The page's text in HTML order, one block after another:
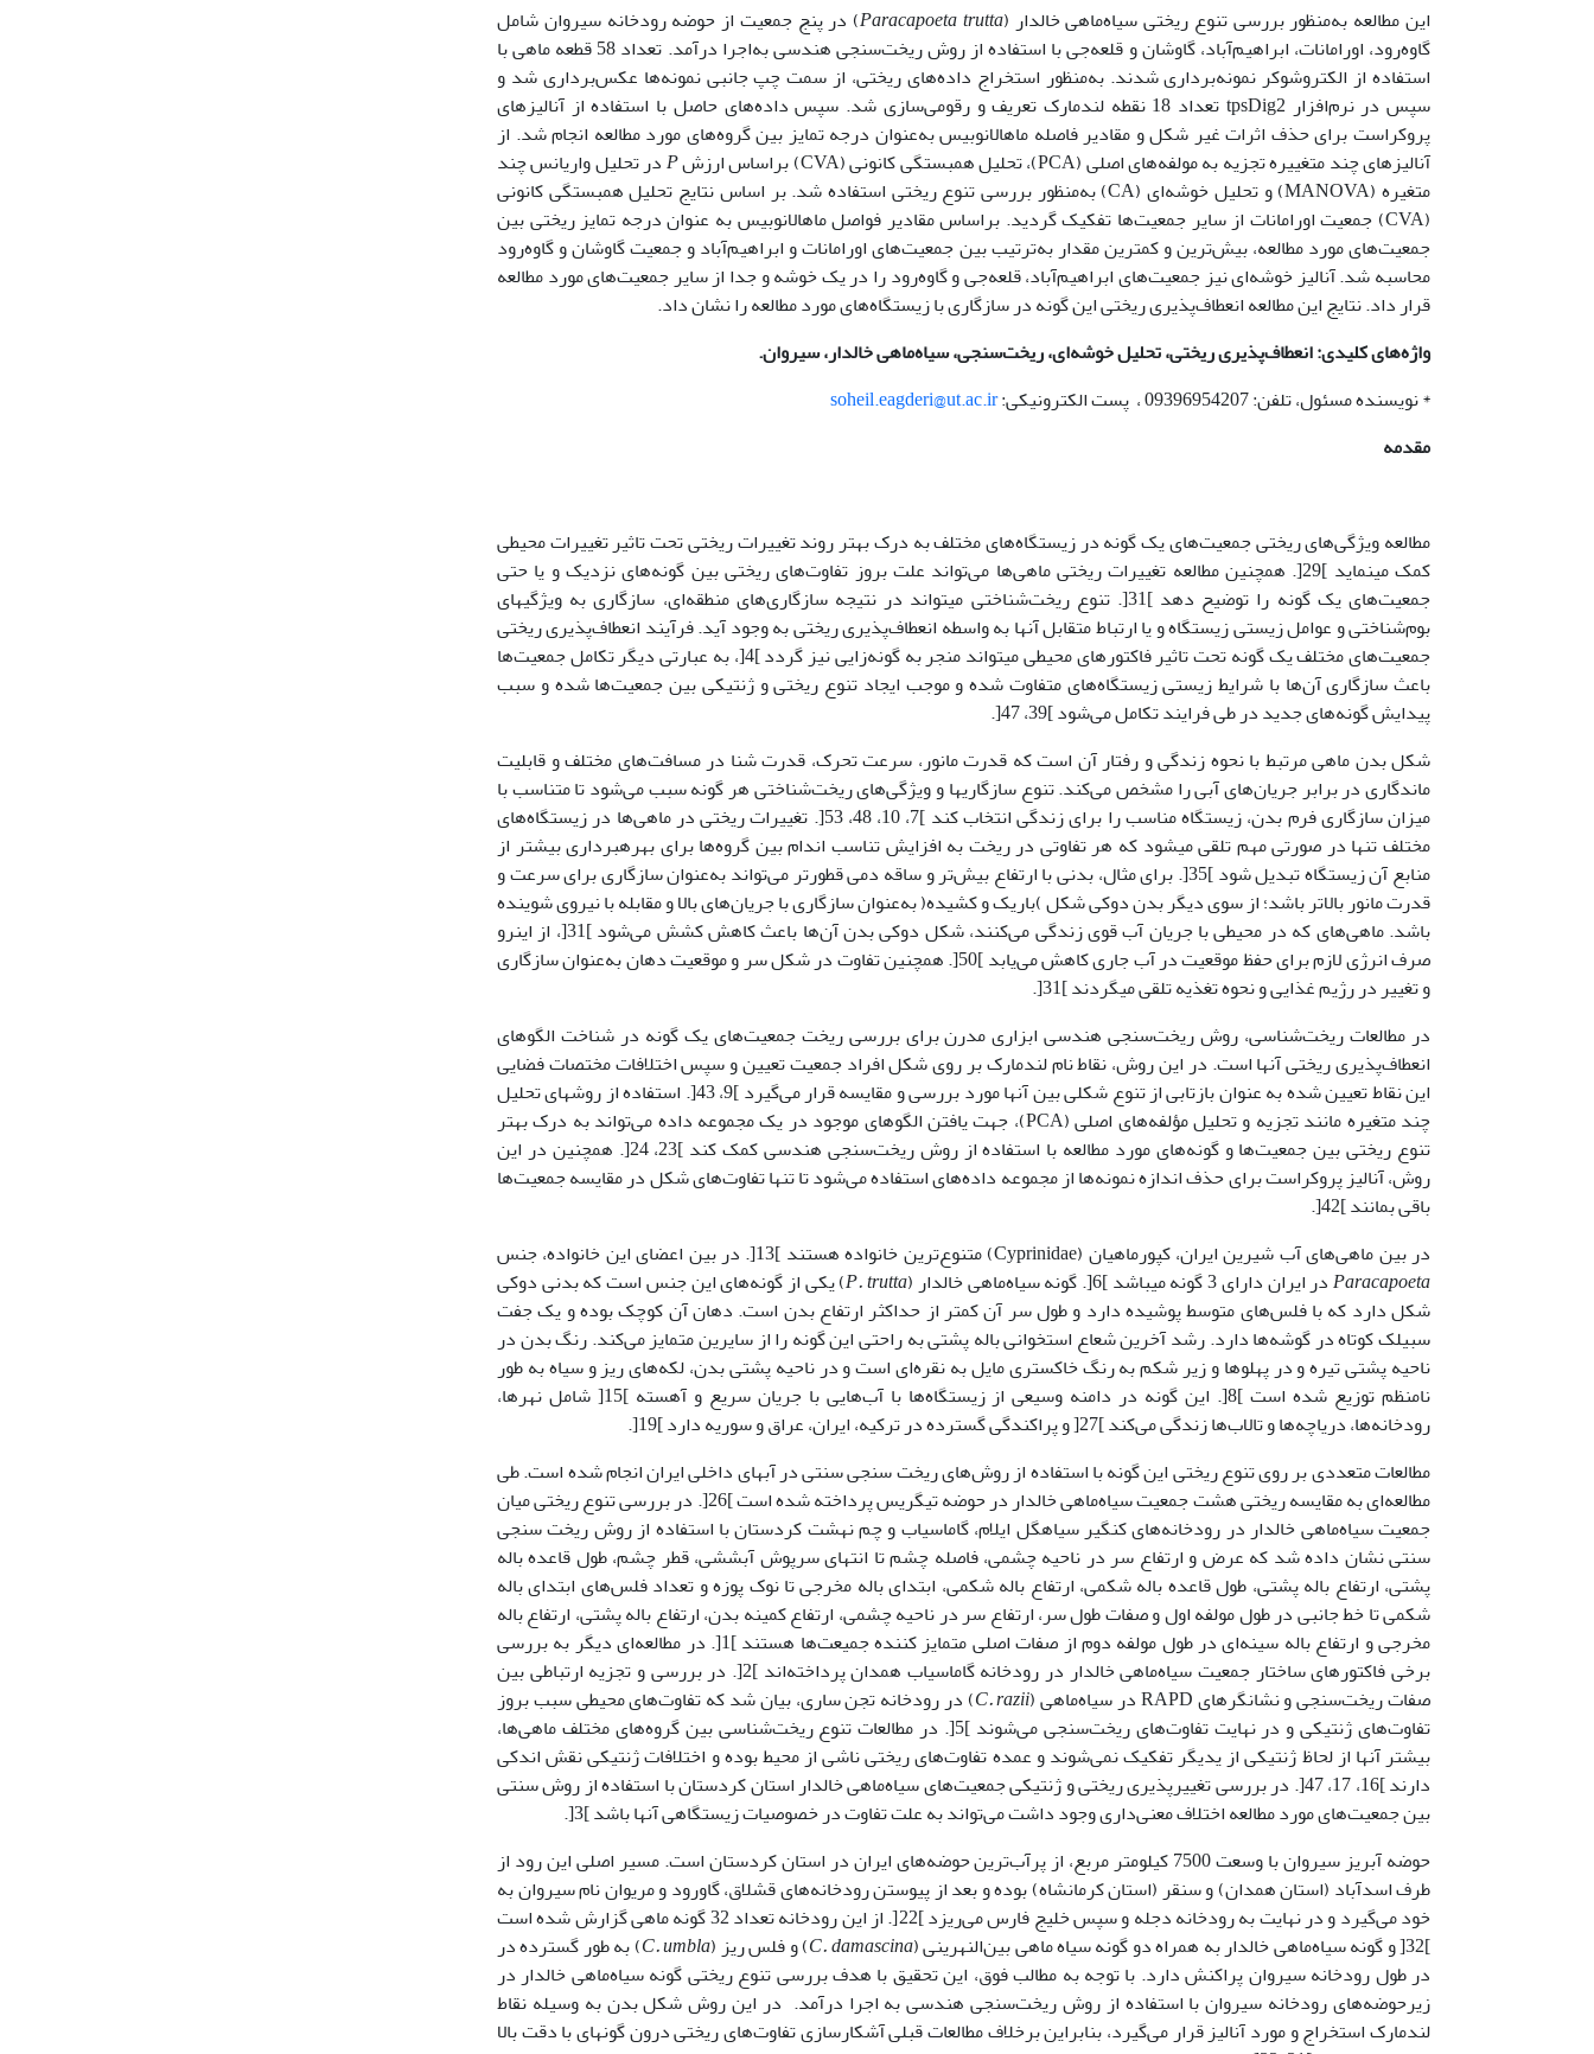
این مطالعه به‌منظور بررسی تنوع ریختی سیاه‌ماهی خالدار (
Paracapoetatrutta
) در پنج جمعیت از حوضه رودخانه سیروان شامل
گاوه‌رود، اورامانات، ابراهیم‌آباد، گاوشان و قلعه‌جی با استفاده از روش ریخت‌سنجی هندسی به‌اجرا درآمد. تعداد 58 قطعه ماهی با
استفاده از الکتروشوکر نمونه‌برداری شدند. به‌منظور استخراج داده‌های ریختی، از سمت چپ جانبی نمونه‌ها عکس‌برداری شد و
سپس در نرم‌افزار tpsDig2 تعداد 18 نقطه لندمارک تعریف و رقومی‌سازی شد. سپس داده‌های حاصل با استفاده از آنالیزهای
پروکراست برای حذف اثرات غیر شکل و مقادیر فاصله ماهالانوبیس به‌عنوان درجه تمایز بین گروه‌های مورد مطالعه انجام شد. از
آنالیزهای چند متغییره تجزیه به مولفه‌های اصلی (PCA)، تحلیل همبستگی کانونی (CVA) براساس ارزش
Pدر تحلیل واریانس چند
متغیره (MANOVA) و تحلیل خوشه‌ای (CA) به‌منظور بررسی تنوع ریختی استفاده شد. بر اساس نتایج تحلیل همبستگی کانونی
(CVA) جمعیت اورامانات از سایر جمعیت‌ها تفکیک گردید. براساس مقادیر فواصل ماهالانوبیس به عنوان درجه تمایز ریختی بین
جمعیت‌های مورد مطالعه، بیش‌ترین و کمترین مقدار به‌ترتیب بین جمعیت‌های اورامانات و ابراهیم‌آباد و جمعیت گاوشان و گاوه‌رود
محاسبه شد. آنالیز خوشه‌ای نیز جمعیت‌های ابراهیم‌آباد، قلعه‌جی و گاوه‌رود را در یک خوشه و جدا از سایر جمعیت‌های مورد مطالعه
قرار داد. نتایج این مطالعه انعطاف‌پذیری ریختی این گونه در سازگاری با زیستگاه‌های مورد مطالعه را نشان داد.
واژه‌های کلیدی:انعطاف‌پذیری ریختی،تحلیلخوشه‌ای،ریخت‌سنجی،سیاه‌ماهیخالدار، سیروان.
* نویسنده مسئول، تلفن: 09396954207 ، پست الکترونیکی:
soheil.eagderi@ut.ac.ir
مقدمه
مطالعه ویژگی‌های ریختی جمعیت‌های یک گونه در زیستگاه‌های مختلف به درک بهتر روند تغییرات ریختی تحت تاثیر تغییرات محیطی
کمک می­نماید ]29[. همچنین مطالعه تغییرات ریختی ماهی‌ها می‌تواند علت بروز تفاوت‌های ریختی بین گونه‌های نزدیک و یا حتی
جمعیت‌های یک گونه را توضیح دهد ]31[. تنوع ریخت‌شناختی می­تواند در نتیجه سازگاری‌های منطقه‌ای، سازگاری به ویژگی­های
بوم‌شناختی و عوامل زیستی زیستگاه و یا ارتباط متقابل آن­ها به واسطه انعطاف‌پذیری ریختی به وجود آید. فرآیند انعطاف‌پذیری ریختی
جمعیت‌های مختلف یک گونه تحت تاثیر فاکتورهای محیطی می­تواند منجر به گونه‌زایی نیز گردد ]4[، به عبارتی دیگر تکامل جمعیت‌ها
باعث سازگاری آن‌ها با شرایط زیستی زیستگاه‌های متفاوت شده و موجب ایجاد تنوع ریختی و ژنتیکی بین جمعیت‌ها شده و سبب
پیدایش گونه‌های جدید در طی فرایند تکامل می­‌شود ]39، 47[.
شکل بدن ماهی مرتبط با نحوه زندگی و رفتار آن است که قدرت مانور، سرعت تحرک، قدرت شنا در مسافت‌های مختلف و قابلیت
ماندگاری در برابر جریان‌های آبی را مشخص می‌کند. تنوع سازگاری­ها و ویژگی‌های ریخت‌شناختی هر گونه سبب می‌شود تا متناسب با
میزان سازگاری فرم بدن، زیستگاه مناسب را برای زندگی انتخاب کند ]7، 10، 48، 53[. تغییرات ریختی در ماهی‌ها در زیستگاه‌های
مختلف تنها در صورتی مهم تلقی می­شود که هر تفاوتی در ریخت به افزایش تناسب اندام بین گروه‌ها برای بهره­برداری بیشتر از
منابع آن زیستگاه تبدیل شود ]35[. برای مثال، بدنی با ارتفاع بیش‌تر و ساقه دمی قطورتر می‌تواند به‌عنوان سازگاری برای سرعت و
قدرت مانور بالاتر باشد؛ از سوی دیگر بدن دوکی شکل )باریک و کشیده( به‌عنوان سازگاری با جریان‌های بالا و مقابله با نیروی شوینده
باشد. ماهی‌های که در محیطی با جریان آب قوی زندگی می‌کنند، شکل دوکی بدن آن‌ها باعث کاهش کشش می‌شود ]31[، از این­رو
صرف انرژی لازم برای حفظ موقعیت در آب جاری کاهش می‌یابد ]50[. همچنین تفاوت در شکل سر و موقعیت دهان به‌عنوان سازگاری
و تغییر در رژیم غذایی و نحوه تغذیه تلقی می­گردند ]31[.
در مطالعات ریخت‌شناسی، روش ریخت‌سنجی هندسی ابزاری مدرن برای بررسی ریخت جمعیت‌های یک گونه در شناخت الگوهای
انعطاف‌پذیری ریختی آن­ها است. در این روش، نقاط نام لندمارک بر روی شکل افراد جمعیت تعیین و سپس اختلافات مختصات فضایی
این نقاط تعیین شده به عنوان بازتابی از تنوع شکلی بین آن­ها مورد بررسی و مقایسه قرار می‌گیرد ]9، 43[. استفاده از روش­های تحلیل
چند متغیره مانند تجزیه و تحلیل مؤلفه‌های اصلی (PCA)، جهت یافتن الگوهای موجود در یک مجموعه داده می‌تواند به درک بهتر
تنوع ریختی بین جمعیت‌ها و گونه‌های مورد مطالعه با استفاده از روش ریخت‌سنجی هندسی کمک کند ]23، 24[. همچنین در این
روش، آنالیز پروکراست برای حذف اندازه نمونه‌ها از مجموعه داده‌های استفاده می‌شود تا تنها تفاوت‌های شکل در مقایسه جمعیت‌ها
باقی بمانند ]42[.
در بین ماهی‌های آب شیرین ایران، کپورماهیان (Cyprinidae) متنوع‌ترین خانواده هستند ]13[. در بین اعضای این خانواده، جنس
Paracapoetaدر ایران دارای 3 گونه می­باشد ]6[. گونه سیاه‌ماهی خالدار ( P. trutta) یکی از گونه‌های این جنس است که بدنی دوکی
شکل دارد که با فلس‌های متوسط ​​پوشیده دارد و طول سر آن کمتر از حداکثر ارتفاع بدن است. دهان آن کوچک بوده و یک جفت
سبیلک کوتاه در گوشه‌ها دارد. رشد آخرین شعاع استخوانی باله پشتی به راحتی این گونه را از سایرین متمایز می‌کند. رنگ بدن در
ناحیه پشتی تیره و در پهلوها و زیر شکم به رنگ خاکستری مایل به نقره‌ای است و در ناحیه پشتی بدن، لکه‌های ریز و سیاه به طور
نامنظم توزیع شده است ]8[. این گونه در دامنه وسیعی از زیستگاه‌ها با آب‌هایی با جریان سریع و آهسته ]15[ شامل نهرها،
رودخانه‌ها، دریاچه‌ها و تالاب‌ها زندگی می‌کند ]27[ و پراکندگی گسترده در ترکیه، ایران، عراق و سوریه دارد ]19[.
مطالعات متعددی بر روی تنوع ریختی این گونه با استفاده از روش‌های ریخت سنجی سنتی در آب­های داخلی ایران انجام شده است. طی
مطالعه‌ای به مقایسه ریختی هشت جمعیت سیاه‌ماهی خالدار در حوضه تیگریس پرداخته شده است ]26[. در بررسی تنوع ریختی میان
جمعیت سیاه‌ماهی خالدار در رودخانه‌های کنگیر سیاهگل ایلام، گاماسیاب و چم نهشت کردستان با استفاده از روش ریخت سنجی
سنتی نشان داده شد که عرض و ارتفاع سر در ناحیه چشمی، فاصله چشم تا انتهای سرپوش آبششی، قطر چشم، طول قاعده باله
پشتی، ارتفاع باله پشتی، طول قاعده باله شکمی، ارتفاع باله شکمی، ابتدای باله مخرجی تا نوک پوزه و تعداد فلس‌های ابتدای باله
شکمی تا خط جانبی در طول مولفه اول و صفات طول سر، ارتفاع سر در ناحیه چشمی، ارتفاع کمینه بدن، ارتفاع باله پشتی، ارتفاع باله
مخرجی و ارتفاع باله سینه‌ای در طول مولفه دوم از صفات اصلی متمایز کننده جمیعت‌ها هستند ]1[. در مطالعه‌ای دیگر به بررسی
برخی فاکتورهای ساختار جمعیت سیاه‌ماهی خالدار در رودخانه گاماسیاب همدان پرداخته‌اند ]2[. در بررسی و تجزیه ارتباطی بین
صفات ریخت‌سنجی و نشانگرهای RAPD در سیاه‌ماهی (
C. razii) در رودخانه تجن ساری، بیان شد که تفاوت‌های محیطی سبب بروز
تفاوت‌های ژنتیکی و در نهایت تفاوت‌های ریخت‌سنجی می‌شوند ]5[. در مطالعات تنوع ریخت‌شناسی بین گروه‌های مختلف ماهی‌ها،
بیشتر آنها از لحاظ ژنتیکی از یدیگر تفکیک نمی‌شوند و عمده تفاوت‌های ریختی ناشی از محیط بوده و اختلافات ژنتیکی نقش اندکی
دارند ]16، 17، 47[. در بررسی تغییرپذیری ریختی و ژنتیکی جمعیت‌های سیاه‌ماهی خالدار استان کردستان با استفاده از روش سنتی
بین جمعیت‌های مورد مطالعه اختلاف معنی‌داری وجود داشت می‌تواند به علت تفاوت در خصوصیات زیستگاهی آن­ها باشد ]3[.
حوضه آبریز سیروان با وسعت 7500 کیلومتر مربع، از پرآب‌ترین حوضه‌های ایران در استان کردستان است. مسیر اصلی این رود از
طرف اسدآباد (استان همدان) و سنقر (استان کرمانشاه) بوده و بعد از پیوستن رودخانه‌های قشلاق، گاورود و مریوان نام سیروان به
خود می‌گیرد و در نهایت به رودخانه دجله و سپس خلیج فارس می‌ریزد ]22[. از این رودخانه تعداد 32 گونه ماهی گزارش شده است
]32[ و گونه سیاه‌ماهی خالدار به همراه دو گونه سیاه ماهی بین‌النهرینی (
C. damascina) و فلس ریز (C. umbla) به طور گسترده در
در طول رودخانه‌ سیروان پراکنش دارد. با توجه به مطالب فوق، این تحقیق با هدف بررسی تنوع ریختی گونه سیاه‌ماهی خالدار در
زیرحوضه‌های رودخانه سیروان با استفاده از روش ریخت‌سنجی هندسی به اجرا درآمد. در این روش شکل بدن به وسیله نقاط
لندمارک استخراج و مورد آنالیز قرار می‌گیرد، بنابراین برخلاف مطالعات قبلی آشکارسازی تفاوت‌های ریختی درون گونه­ای با دقت بالا